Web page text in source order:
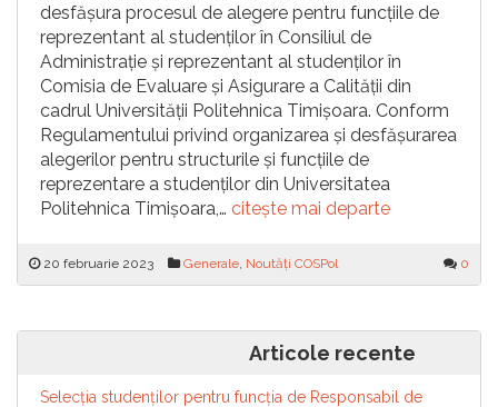
desfășura procesul de alegere pentru funcțiile de
reprezentant al studenților în Consiliul de
Administrație și reprezentant al studenților în
Comisia de Evaluare și Asigurare a Calității din
cadrul Universității Politehnica Timișoara. Conform
Regulamentului privind organizarea și desfășurarea
alegerilor pentru structurile și funcțiile de
reprezentare a studenților din Universitatea
Politehnica Timișoara,… citește mai departe
20 februarie 2023 Generale Noutăți COSPol 0
Navigare
Articole recente
Selecția studenților pentru funcția de Responsabil de